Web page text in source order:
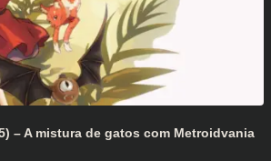
– A mistura de gatos com Metroidvania